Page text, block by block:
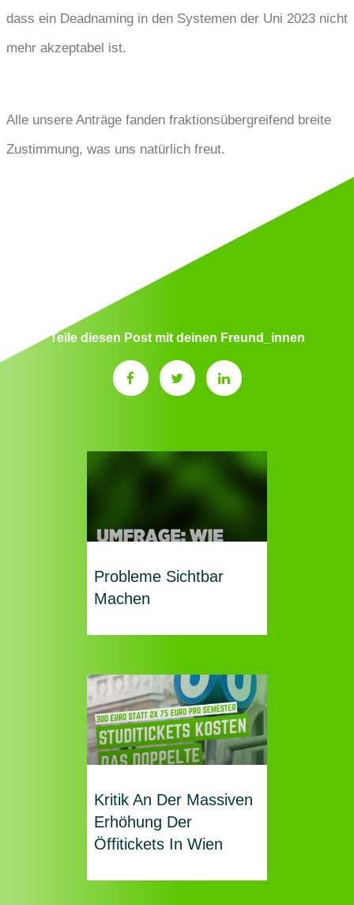
dass ein Deadnaming in den Systemen der Uni 2023 nicht
mehr akzeptabel ist.
Alle unsere Anträge fanden fraktionsübergreifend breite
Zustimmung, was uns natürlich freut.
Teile diesen Post mit deinen Freund_innen
Probleme Sichtbar
Machen
Kritik An Der Massiven
Erhöhung Der
Öffitickets In Wien